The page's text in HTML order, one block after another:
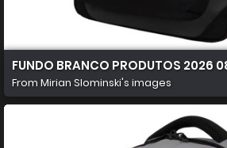
FUNDO BRANCO PRODUTOS 2026
From Mirian Slominski's images